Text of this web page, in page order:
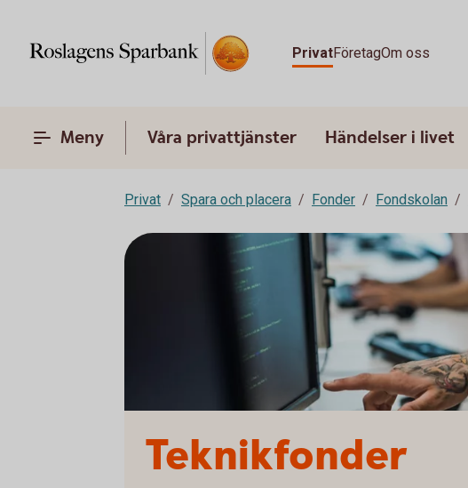
PrivatFöretagOm oss
Meny Våra privattjänster Händelser i livet
Privat Spara och placera Fonder Fondskolan
Teknikfonder